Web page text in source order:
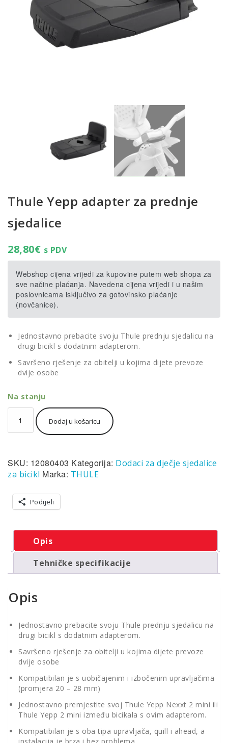
Thule Yepp adapter za prednje
sjedalice
28,80€ s PDV
Webshop cijena vrijedi za kupovine putem web shopa za
sve načine plaćanja. Navedena cijena vrijedi i u našim
poslovnicama isključivo za gotovinsko plaćanje
(novčanice).
Jednostavno prebacite svoju Thule prednju sjedalicu na
drugi bicikl s dodatnim adapterom.
Savršeno rješenje za obitelji u kojima dijete prevoze
dvije osobe
Na stanju
Yepp
adapter
sjedalice
količina
Dodaj u košaricu
SKU: 12080403 Kategorija: Dodaci za dječje sjedalice
za bicikl Marka: THULE
Podijeli
Opis
Tehničke specifikacije
Opis
Jednostavno prebacite svoju Thule prednju sjedalicu na
drugi bicikl s dodatnim adapterom.
Savršeno rješenje za obitelji u kojima dijete prevoze
dvije osobe
Kompatibilan je s uobičajenim i izbočenim upravljačima
(promjera 20 – 28 mm)
Jednostavno premjestite svoj Thule Yepp Nexxt 2 mini ili
Thule Yepp 2 mini između bicikala s ovim adapterom.
Kompatibilan je s oba tipa upravljača, quill i ahead, a